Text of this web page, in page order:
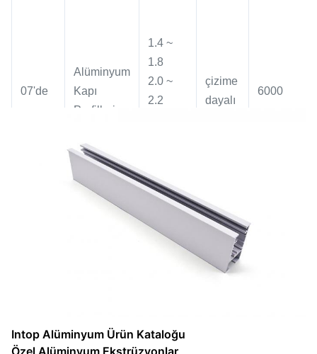
07'de
Alüminyum
Kapı
Profilleri
1.4 ~
1.8
2.0 ~
2.2
çizime
dayalı
6000
Intop Alüminyum Ürün Kataloğu